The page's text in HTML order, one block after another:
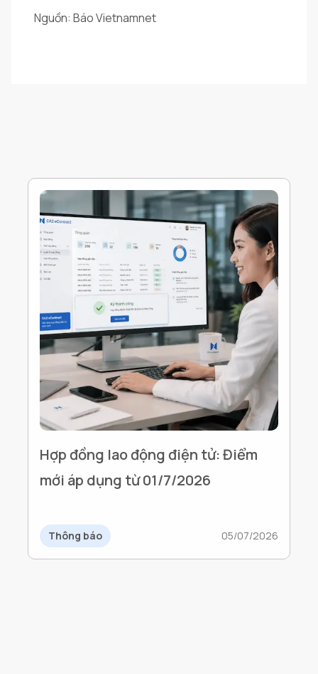
Nguồn: Báo Vietnamnet
Hợp đồng lao động điện tử: Điểm
mới áp dụng từ 01/7/2026
Thông báo 05/07/2026